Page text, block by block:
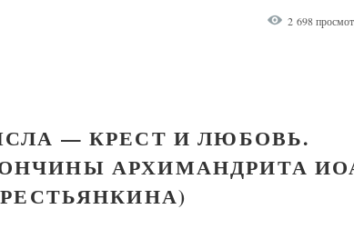
2 698
— КРЕСТ И ЛЮБОВЬ.
АРХИМАНДРИТА